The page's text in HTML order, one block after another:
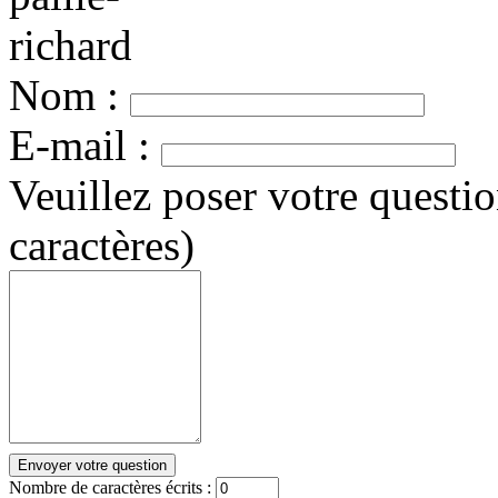
Nom :
E-mail :
Veuillez poser votre
caractères)
Nombre de caractères écrits :